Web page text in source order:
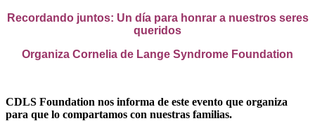
Recordando juntos: Un día para honrar a nuestros seres
queridos
Organiza Cornelia de Lange Syndrome Foundation
CDLS Foundation nos informa de este evento que organiza
para que lo compartamos con nuestras familias.